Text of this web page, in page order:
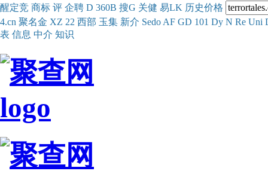
醒定竞 商标 评 企聘 D 360B 搜G 关健 易LK 历史价格
4.cn 聚名金 XZ 22 西部 玉集 新介 Sedo AF GD 101 Dy N Re Uni
表 信息 中介 知识